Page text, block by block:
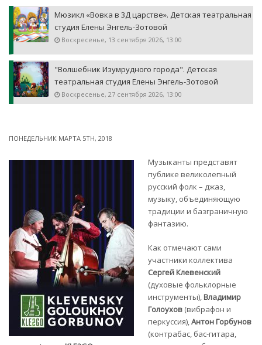
Мюзикл «Вовка в 3Д царстве». Детская театральная
студия Елены Энгель-Зотовой
Воскресенье, 13 сентября 2026, 13:00
"Волшебник Изумрудного города". Детская
театральная студия Елены Энгель-Зотовой
Воскресенье, 27 сентября 2026, 13:00
ПОНЕДЕЛЬНИК МАРТА 5TH, 2018
Музыканты представят
публике великолепный
русский фолк – джаз,
музыку, объединяющую
традиции и базграничную
фантазию.
Как отмечают сами
участники коллектива
Сергей Клевенский
(духовые фольклорные
инструменты),Владимир
Голоухов (вибрафон и
перкуссия),Антон Горбунов
(контрабас, бас-гитара,